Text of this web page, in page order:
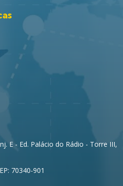
E - Ed. Palácio do Rádio - Torre III,
70340-901